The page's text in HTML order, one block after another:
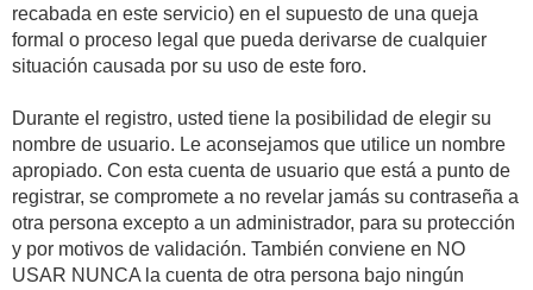
recabada en este servicio) en el supuesto de una queja
formal o proceso legal que pueda derivarse de cualquier
situación causada por su uso de este foro.
Durante el registro, usted tiene la posibilidad de elegir su
nombre de usuario. Le aconsejamos que utilice un nombre
apropiado. Con esta cuenta de usuario que está a punto de
registrar, se compromete a no revelar jamás su contraseña a
otra persona excepto a un administrador, para su protección
y por motivos de validación. También conviene en NO
USAR NUNCA la cuenta de otra persona bajo ningún